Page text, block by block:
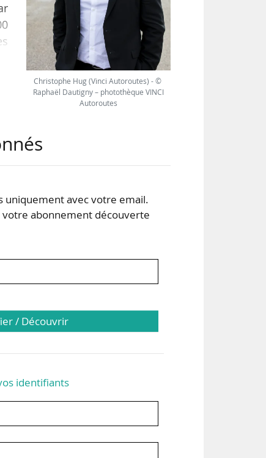
Christophe Hug (Vinci Autoroutes) - ©
Raphaël Dautigny – photothèque VINCI
Autoroutes
uniquement avec votre email.
abonnement découverte
/ Découvrir
identifiants